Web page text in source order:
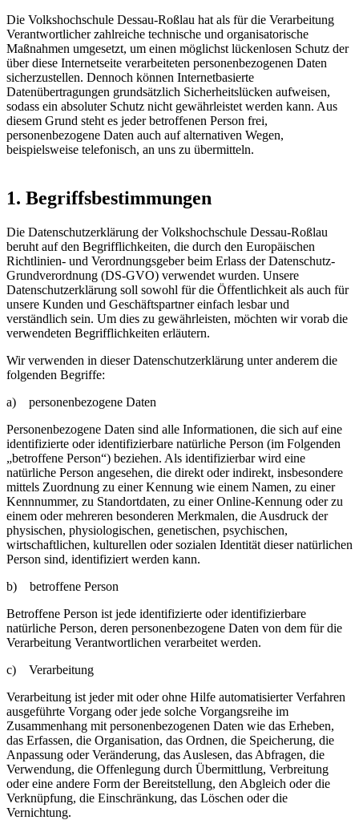
Die Volkshochschule Dessau-Roßlau hat als für die Verarbeitung
Verantwortlicher zahlreiche technische und organisatorische
Maßnahmen umgesetzt, um einen möglichst lückenlosen Schutz der
über diese Internetseite verarbeiteten personenbezogenen Daten
sicherzustellen. Dennoch können Internetbasierte
Datenübertragungen grundsätzlich Sicherheitslücken aufweisen,
sodass ein absoluter Schutz nicht gewährleistet werden kann. Aus
diesem Grund steht es jeder betroffenen Person frei,
personenbezogene Daten auch auf alternativen Wegen,
beispielsweise telefonisch, an uns zu übermitteln.
1. Begriffsbestimmungen
Die Datenschutzerklärung der Volkshochschule Dessau-Roßlau
beruht auf den Begrifflichkeiten, die durch den Europäischen
Richtlinien- und Verordnungsgeber beim Erlass der Datenschutz-
Grundverordnung (DS-GVO) verwendet wurden. Unsere
Datenschutzerklärung soll sowohl für die Öffentlichkeit als auch für
unsere Kunden und Geschäftspartner einfach lesbar und
verständlich sein. Um dies zu gewährleisten, möchten wir vorab die
verwendeten Begrifflichkeiten erläutern.
Wir verwenden in dieser Datenschutzerklärung unter anderem die
folgenden Begriffe:
a) personenbezogene Daten
Personenbezogene Daten sind alle Informationen, die sich auf eine
identifizierte oder identifizierbare natürliche Person (im Folgenden
„betroffene Person“) beziehen. Als identifizierbar wird eine
natürliche Person angesehen, die direkt oder indirekt, insbesondere
mittels Zuordnung zu einer Kennung wie einem Namen, zu einer
Kennnummer, zu Standortdaten, zu einer Online-Kennung oder zu
einem oder mehreren besonderen Merkmalen, die Ausdruck der
physischen, physiologischen, genetischen, psychischen,
wirtschaftlichen, kulturellen oder sozialen Identität dieser natürlichen
Person sind, identifiziert werden kann.
b) betroffene Person
Betroffene Person ist jede identifizierte oder identifizierbare
natürliche Person, deren personenbezogene Daten von dem für die
Verarbeitung Verantwortlichen verarbeitet werden.
c) Verarbeitung
Verarbeitung ist jeder mit oder ohne Hilfe automatisierter Verfahren
ausgeführte Vorgang oder jede solche Vorgangsreihe im
Zusammenhang mit personenbezogenen Daten wie das Erheben,
das Erfassen, die Organisation, das Ordnen, die Speicherung, die
Anpassung oder Veränderung, das Auslesen, das Abfragen, die
Verwendung, die Offenlegung durch Übermittlung, Verbreitung
oder eine andere Form der Bereitstellung, den Abgleich oder die
Verknüpfung, die Einschränkung, das Löschen oder die
Vernichtung.